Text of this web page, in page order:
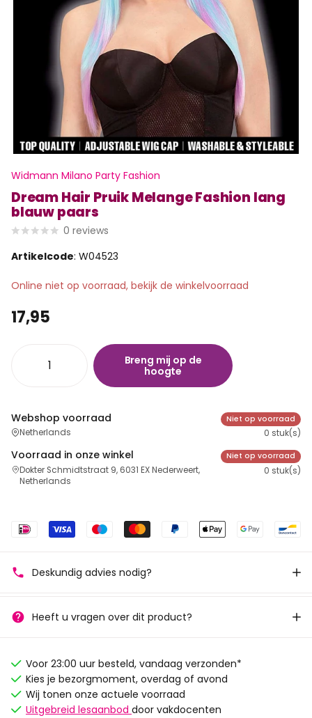
Widmann Milano Party Fashion
Dream Hair Pruik Melange Fashion lang
blauw paars
0 reviews
Artikelcode: W04523
Online niet op voorraad, bekijk de winkelvoorraad
17,95
Breng mij op de
hoogte
Webshop voorraad
Netherlands
Niet op voorraad
0 stuk(s)
Voorraad in onze winkel
Dokter Schmidtstraat 9, 6031 EX Nederweert,
Netherlands
Niet op voorraad
0 stuk(s)
Deskundig advies nodig?
Heeft u vragen over dit product?
Voor 23:00 uur besteld, vandaag verzonden*
Kies je bezorgmoment, overdag of avond
Wij tonen onze actuele voorraad
Uitgebreid lesaanbod door vakdocenten